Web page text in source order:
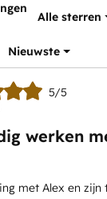
Alle sterren
Nieuwste
5/5
werken
met Alex en zijn